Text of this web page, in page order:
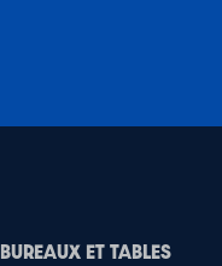
BUREAUX ET TABLES